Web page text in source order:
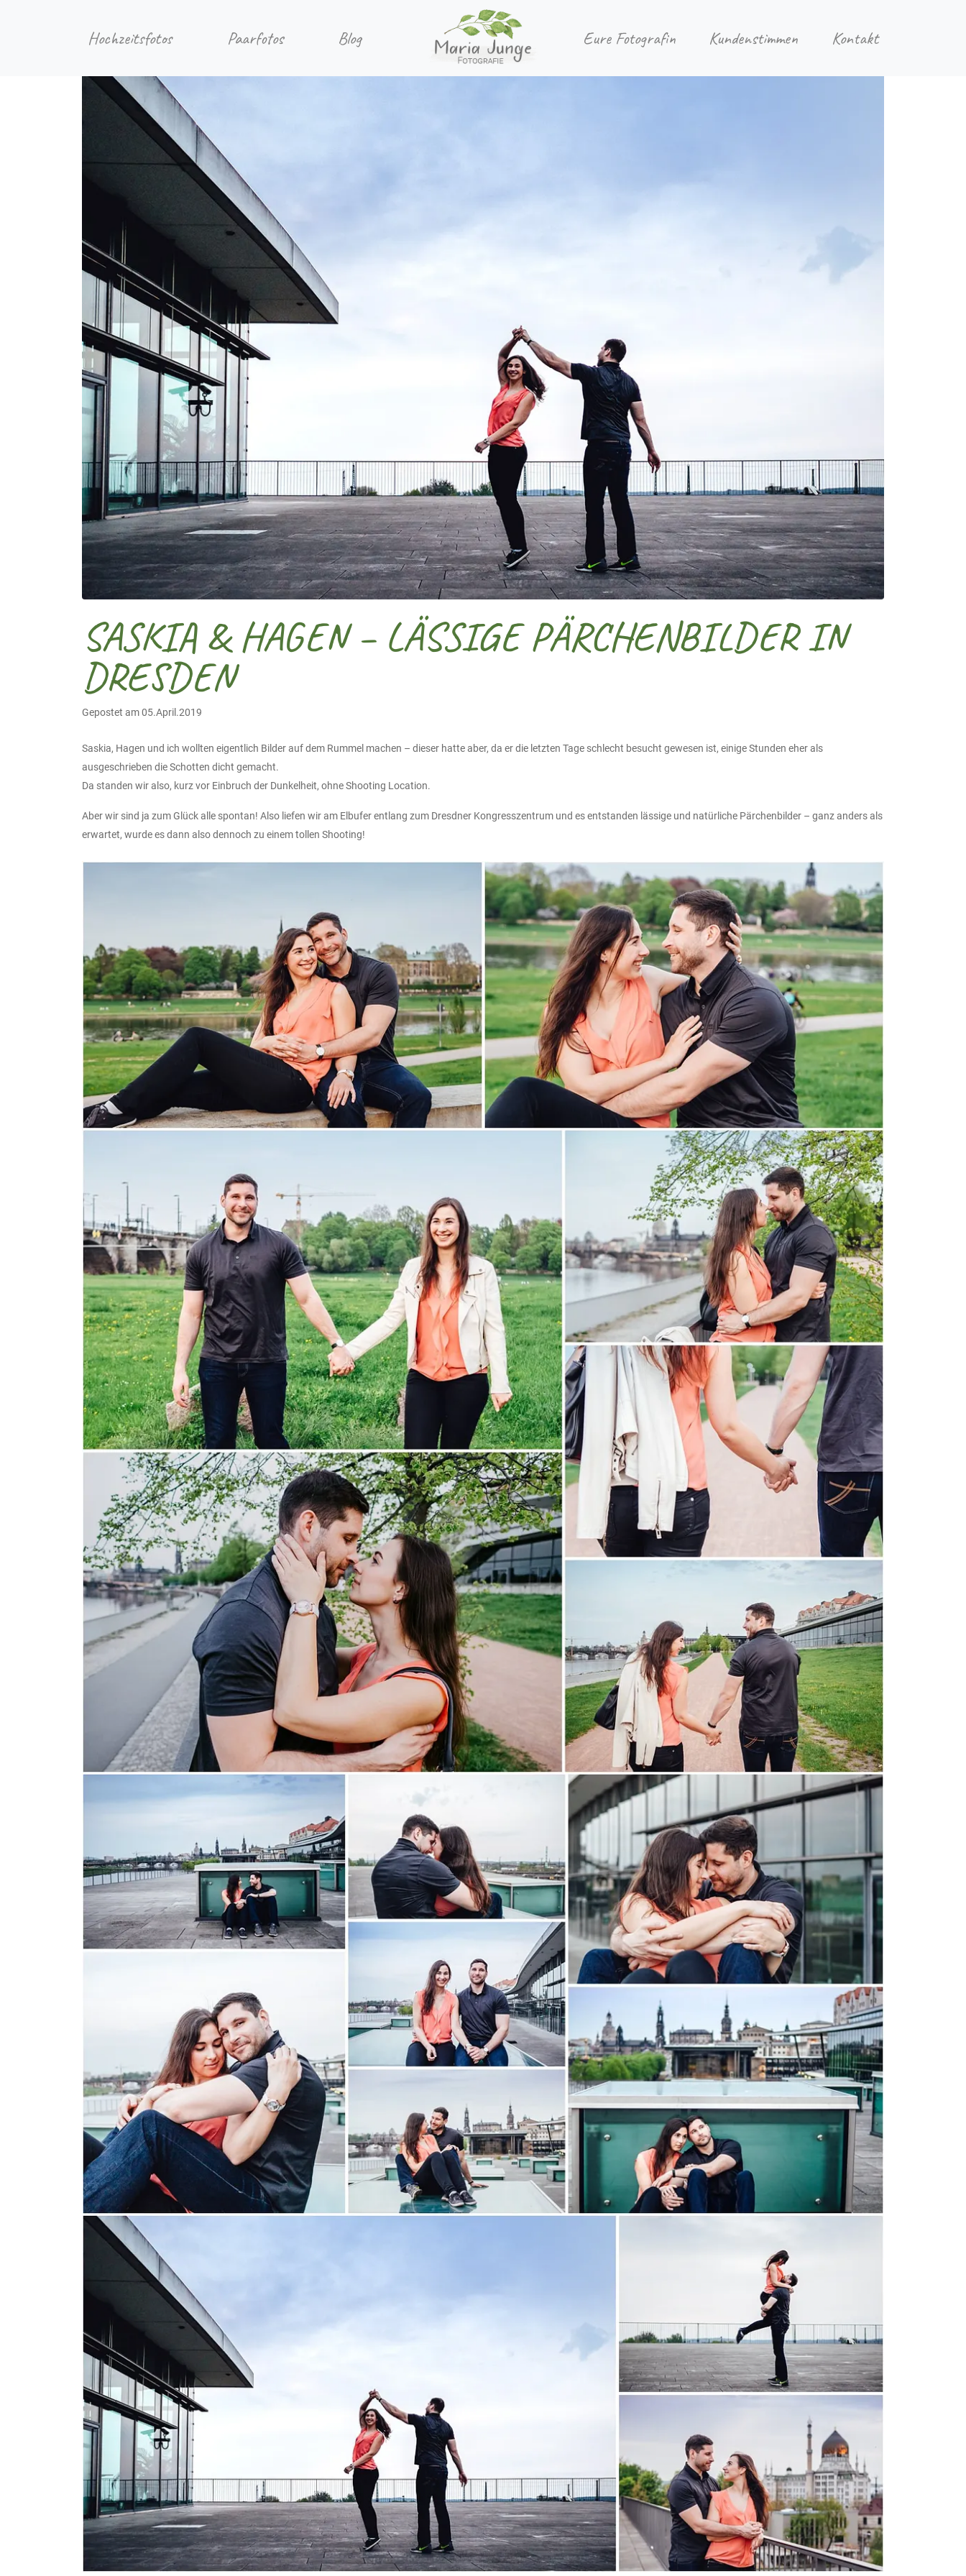
Hochzeitsfotos Paarfotos Blog Eure Fotografin Kundenstimmen Kontakt
SASKIA & HAGEN – LÄSSIGE PÄRCHENBILDER IN
DRESDEN
Gepostet am 05.April.2019
Saskia, Hagen und ich wollten eigentlich Bilder auf dem Rummel machen – dieser hatte aber, da er die letzten Tage schlecht besucht gewesen ist, einige Stunden eher als
ausgeschrieben die Schotten dicht gemacht.
Da standen wir also, kurz vor Einbruch der Dunkelheit, ohne Shooting Location.
Aber wir sind ja zum Glück alle spontan! Also liefen wir am Elbufer entlang zum Dresdner Kongresszentrum und es entstanden lässige und natürliche Pärchenbilder – ganz anders als
erwartet, wurde es dann also dennoch zu einem tollen Shooting!